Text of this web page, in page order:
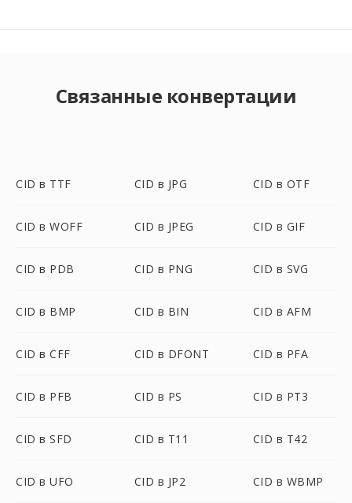
Связанные конвертации
CID в TTF CID в JPG CID в OTF
CID в WOFF CID в JPEG CID в GIF
CID в PDB CID в PNG CID в SVG
CID в BMP CID в BIN CID в AFM
CID в CFF CID в DFONT CID в PFA
CID в PFB CID в PS CID в PT3
CID в SFD CID в T11 CID в T42
CID в UFO CID в JP2 CID в WBMP